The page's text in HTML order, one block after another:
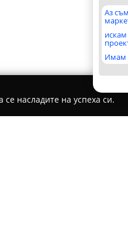
Аз
Имам
насладите на успеха си.